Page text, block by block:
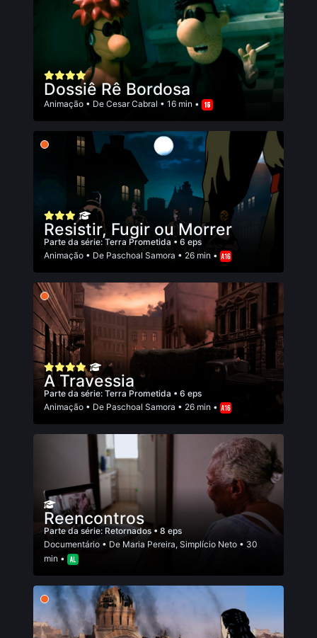
Dossiê Rê Bordosa
Animação • De Cesar Cabral • 16 min •
Resistir, Fugir ou Morrer
Parte da série: Terra Prometida • 6 eps
Animação • De Paschoal Samora • 26 min •
A Travessia
Parte da série: Terra Prometida • 6 eps
Animação • De Paschoal Samora • 26 min •
Reencontros
Parte da série: Retornados • 8 eps
Documentário • De Maria Pereira, Simplício Neto • 30
min •